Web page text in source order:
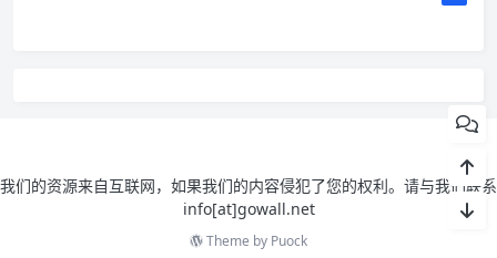
我们的资源来自互联网，如果我们的内容侵犯了您的权利。请与我们联系
info[at]gowall.net
Theme by Puock